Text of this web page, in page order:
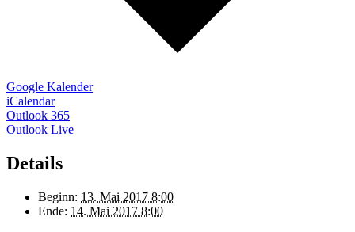
Google Kalender
iCalendar
Outlook 365
Outlook Live
Details
Beginn: 13. Mai 2017 8:00
Ende: 14. Mai 2017 8:00